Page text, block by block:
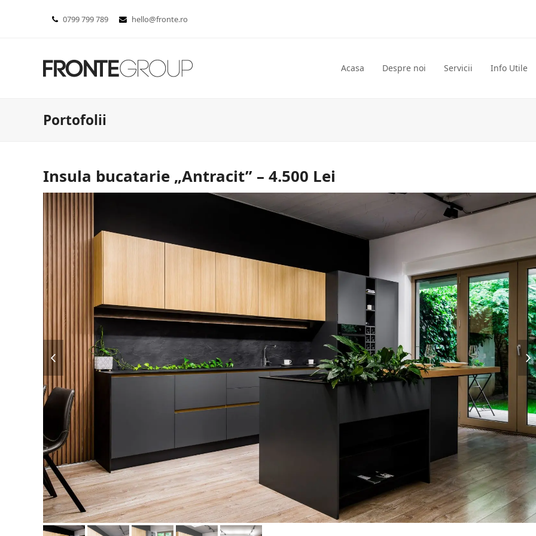
0799 799 789 hello@fronte.ro
Acasa Despre noi Servicii Info Utile
Portofolii
Insula bucatarie „Antracit” – 4.500 Lei
previous
slide